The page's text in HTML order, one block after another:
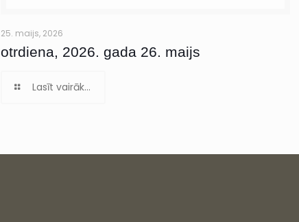
25. maijs, 2026
otrdiena, 2026. gada 26. maijs
Lasīt vairāk...